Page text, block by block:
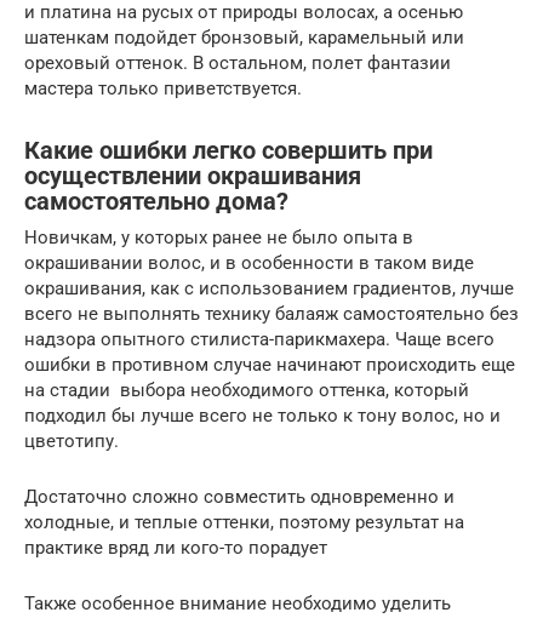
и платина на русых от природы волосах, а осенью
шатенкам подойдет бронзовый, карамельный или
ореховый оттенок. В остальном, полет фантазии
мастера только приветствуется.
Какие ошибки легко совершить при
осуществлении окрашивания
самостоятельно дома?
Новичкам, у которых ранее не было опыта в
окрашивании волос, и в особенности в таком виде
окрашивания, как с использованием градиентов, лучше
всего не выполнять технику балаяж самостоятельно без
надзора опытного стилиста-парикмахера. Чаще всего
ошибки в противном случае начинают происходить еще
на стадии выбора необходимого оттенка, который
подходил бы лучше всего не только к тону волос, но и
цветотипу.
Достаточно сложно совместить одновременно и
холодные, и теплые оттенки, поэтому результат на
практике вряд ли кого-то порадует
Также особенное внимание необходимо уделить